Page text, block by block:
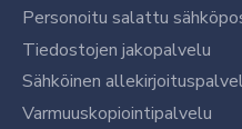
Personoitu salattu
Tiedostojen jakopalvelu
Sähköinen
Varmuuskopiointipalvelu